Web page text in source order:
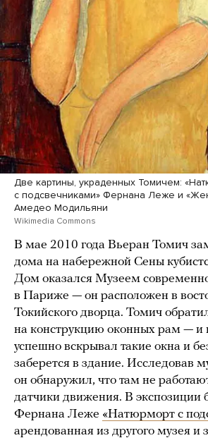
Две картины, украденных Томичем:
с подсвечниками» Фернана Леже и
Амедео Модильяни
Wikimedia Commons
В мае 2010 года Вьеран Томич
дома на набережной Сены
Дом оказался Музеем
в Париже — он расположен в
Токийского дворца. Томич
на конструкцию оконных рам — и
успешно вскрывал такие окна и
заберется в здание. Исследовав
он обнаружил, что там не
датчики движения. В экспозиции
Фернана Леже «Натюрморт с
арендованная из другого музея и